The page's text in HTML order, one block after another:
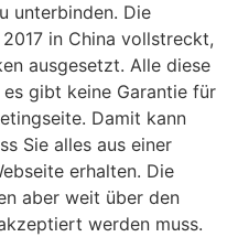
unterbinden. Die
in China vollstreckt,
ausgesetzt. Alle diese
gibt keine Garantie für
Damit kann
Sie alles aus einer
erhalten. Die
aber weit über den
werden muss.